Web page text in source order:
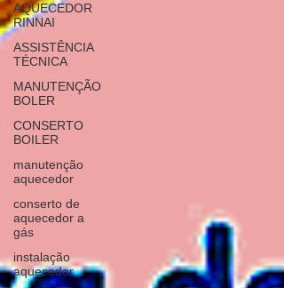
AQUECEDOR
RINNAI
ASSISTÊNCIA
TÉCNICA
MANUTENÇÃO
BOLER
CONSERTO
BOILER
manutenção
aquecedor
conserto de
aquecedor a
gás
instalação
aquecedor